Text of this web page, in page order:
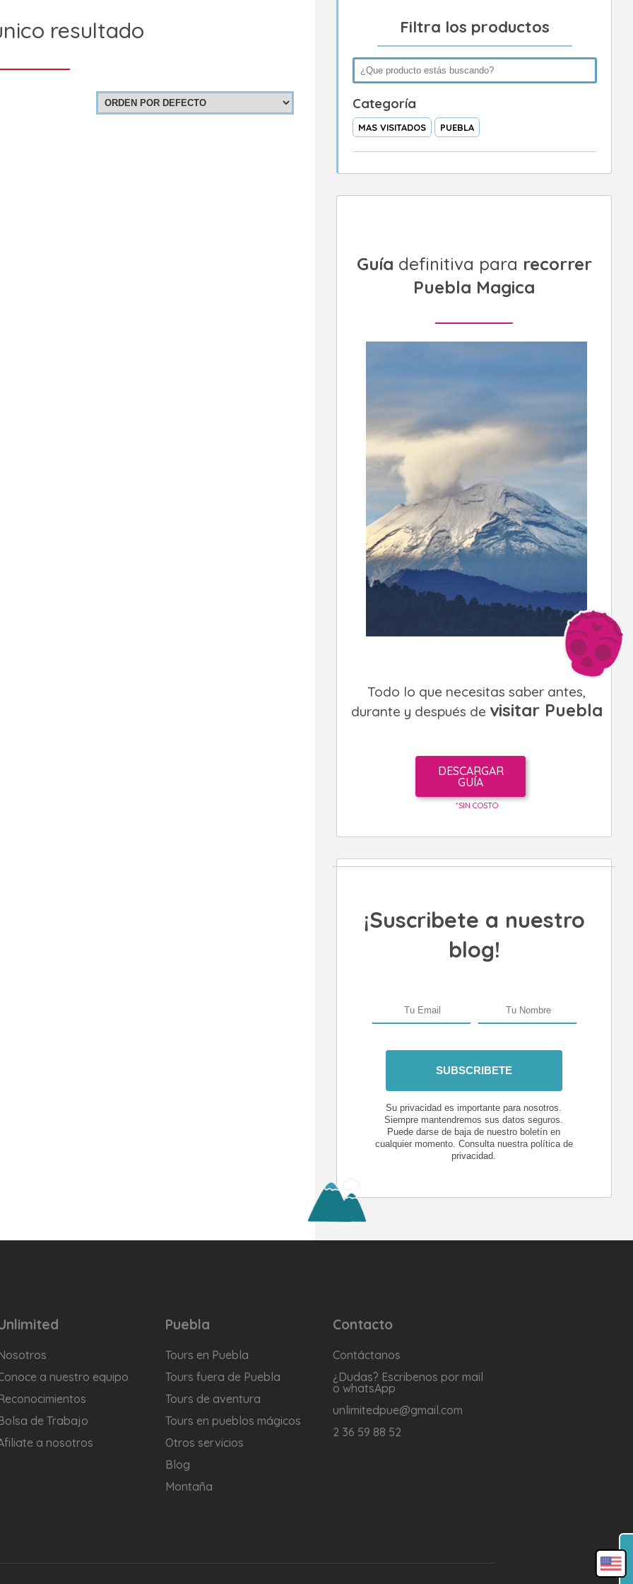
resultado Filtra los productos
Categoría
MAS VISITADOS PUEBLA
Guía definitiva para recorrer
Puebla Magica
Todo lo que necesitas saber antes,
durante y después de visitar Puebla
DESCARGAR
GUÍA
*SIN COSTO
¡Suscribete a nuestro
blog!
Su privacidad es importante para nosotros.
Siempre mantendremos sus datos seguros.
Puede darse de baja de nuestro boletín en
cualquier momento. Consulta nuestra política de
privacidad.
a nuestro equipo
de Trabajo
a nosotros
Puebla
Tours en Puebla
Tours fuera de Puebla
Tours de aventura
Tours en pueblos mágicos
Otros servicios
Blog
Montaña
Contacto
Contáctanos
¿Dudas? Escribenos por mail
o whatsApp
unlimitedpue@gmail.com
2 36 59 88 52